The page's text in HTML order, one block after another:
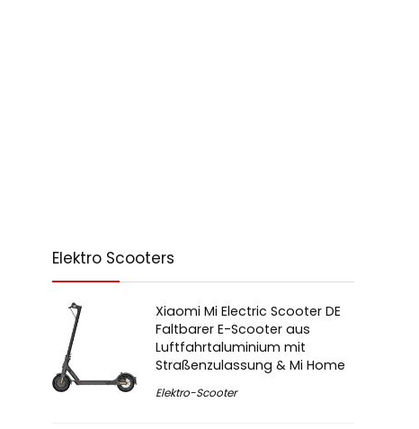
Elektro Scooters
Xiaomi Mi Electric Scooter DE
Faltbarer E-Scooter aus
Luftfahrtaluminium mit
Straßenzulassung & Mi Home
Elektro-Scooter